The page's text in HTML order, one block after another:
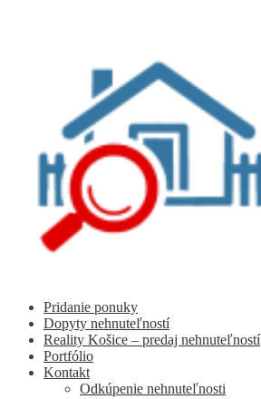
Pridanie ponuky
Dopyty nehnuteľností
Reality Košice – predaj nehnuteľností
Portfólio
Kontakt
Odkúpenie nehnuteľnosti